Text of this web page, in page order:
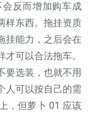
反而增加购车成
样东西。拖挂资质
挂能力，之后会在
可以合法拖车。
要选装，也就不用
人可以按自己的需
，但萝卜 01 应该